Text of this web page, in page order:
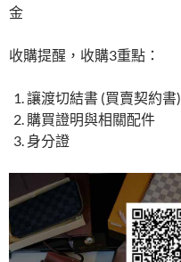
金
收購提醒，收購3重點：
讓渡切結書 (買賣契約書)
購買證明與相關配件
身分證